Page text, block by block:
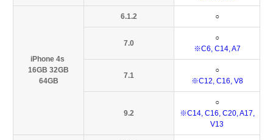
iPhone 4s
16GB 32GB
64GB
6.1.2 ○
7.0
○
※C6, C14, A7
7.1
○
※C12, C16, V8
9.2
○
※C14, C16, C20, A17,
V13